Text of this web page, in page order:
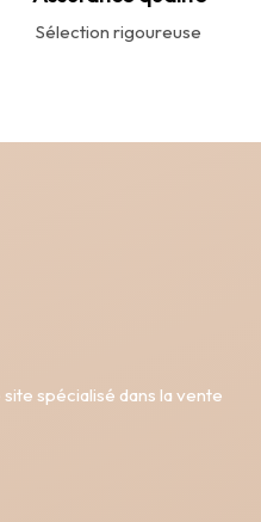
Sélection rigoureuse
spécialisé dans la vente